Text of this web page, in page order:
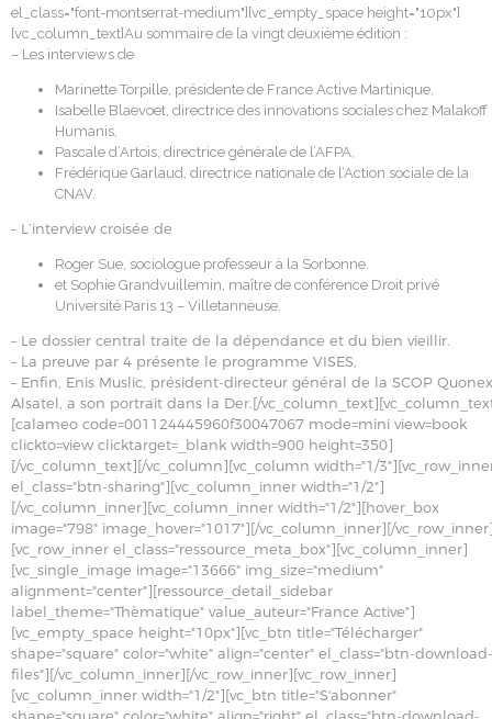
el_class="font-montserrat-medium"][vc_empty_space height="10px"]
[vc_column_text]Au sommaire de la vingt deuxième édition :
– Les interviews de
Marinette Torpille, présidente de France Active Martinique,
Isabelle Blaevoet, directrice des innovations sociales chez Malakoff
Humanis,
Pascale d’Artois, directrice générale de l’AFPA,
Frédérique Garlaud, directrice nationale de l’Action sociale de la
CNAV.
– L’interview croisée de
Roger Sue, sociologue professeur à la Sorbonne.
et Sophie Grandvuillemin, maître de conférence Droit privé
Université Paris 13 – Villetanneuse.
– Le dossier central traite de la dépendance et du bien vieillir.
– La preuve par 4 présente le programme VISES,
– Enfin, Enis Muslic, président-directeur général de la SCOP
Alsatel, a son portrait dans la Der.[/
[calameo code=001124445960f30047067 mode=mini view=book
clickto=view clicktarget=_blank width=900 height=350]
[/vc_column_text][/vc_column][vc_column width="1/
el_class="btn-sharing"][vc_column_inner width="1/2"]
[/vc_column_inner][vc_column_inner width="1/2"][hover_box
image="798" image_hover="1017"][/vc_column_inner][/
[vc_row_inner el_class="ressource_meta_box"][vc_column_inner]
[vc_single_image image="13666" img_size="medium"
alignment="center"][ressource_detail_sidebar
label_theme="Thèmatique" value_auteur="France Active"]
[vc_empty_space height="10px"][vc_btn title="Télécharger"
shape="square" color="white" align="center" el_class="btn-download-
files"][/vc_column_inner][/vc_row_inner][vc_row_inner]
[vc_column_inner width="1/2"][vc_btn title="S'abonner"